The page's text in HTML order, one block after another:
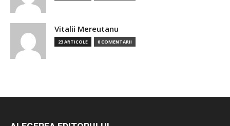
Vitalii Mereutanu
23 ARTICOLE 0 COMENTARII